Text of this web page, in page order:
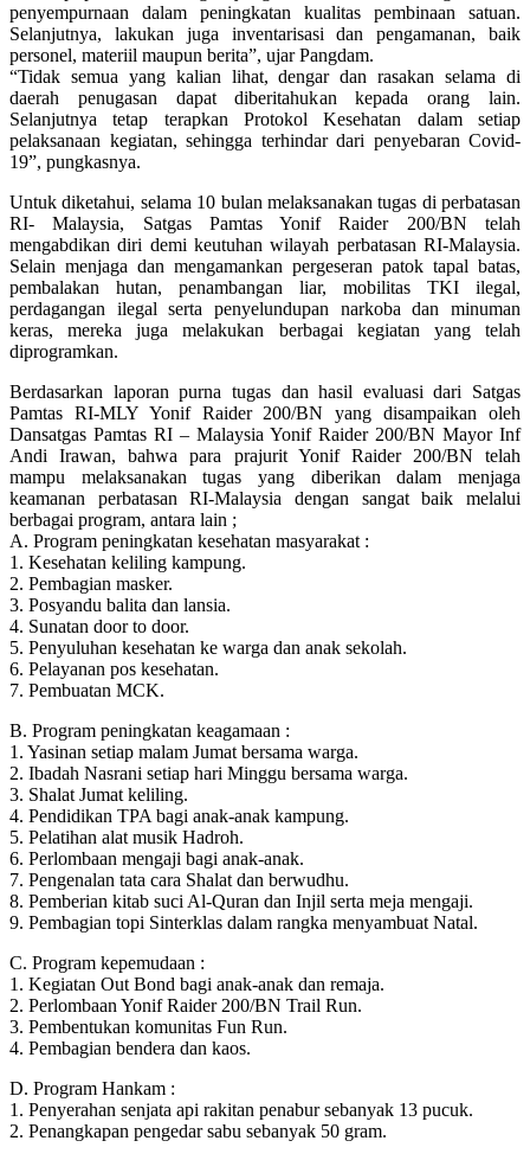
penyempurnaan dalam peningkatan kualitas pembinaan satuan.
Selanjutnya, lakukan juga inventarisasi dan pengamanan, baik
personel, materiil maupun berita”, ujar Pangdam.
“Tidak semua yang kalian lihat, dengar dan rasakan selama di
daerah penugasan dapat diberitahukan kepada orang lain.
Selanjutnya tetap terapkan Protokol Kesehatan dalam setiap
pelaksanaan kegiatan, sehingga terhindar dari penyebaran Covid-
19”, pungkasnya.
Untuk diketahui, selama 10 bulan melaksanakan tugas di perbatasan
RI- Malaysia, Satgas Pamtas Yonif Raider 200/BN telah
mengabdikan diri demi keutuhan wilayah perbatasan RI-Malaysia.
Selain menjaga dan mengamankan pergeseran patok tapal batas,
pembalakan hutan, penambangan liar, mobilitas TKI ilegal,
perdagangan ilegal serta penyelundupan narkoba dan minuman
keras, mereka juga melakukan berbagai kegiatan yang telah
diprogramkan.
Berdasarkan laporan purna tugas dan hasil evaluasi dari Satgas
Pamtas RI-MLY Yonif Raider 200/BN yang disampaikan oleh
Dansatgas Pamtas RI – Malaysia Yonif Raider 200/BN Mayor Inf
Andi Irawan, bahwa para prajurit Yonif Raider 200/BN telah
mampu melaksanakan tugas yang diberikan dalam menjaga
keamanan perbatasan RI-Malaysia dengan sangat baik melalui
berbagai program, antara lain ;
A. Program peningkatan kesehatan masyarakat :
1. Kesehatan keliling kampung.
2. Pembagian masker.
3. Posyandu balita dan lansia.
4. Sunatan door to door.
5. Penyuluhan kesehatan ke warga dan anak sekolah.
6. Pelayanan pos kesehatan.
7. Pembuatan MCK.
B. Program peningkatan keagamaan :
1. Yasinan setiap malam Jumat bersama warga.
2. Ibadah Nasrani setiap hari Minggu bersama warga.
3. Shalat Jumat keliling.
4. Pendidikan TPA bagi anak-anak kampung.
5. Pelatihan alat musik Hadroh.
6. Perlombaan mengaji bagi anak-anak.
7. Pengenalan tata cara Shalat dan berwudhu.
8. Pemberian kitab suci Al-Quran dan Injil serta meja mengaji.
9. Pembagian topi Sinterklas dalam rangka menyambuat Natal.
C. Program kepemudaan :
1. Kegiatan Out Bond bagi anak-anak dan remaja.
2. Perlombaan Yonif Raider 200/BN Trail Run.
3. Pembentukan komunitas Fun Run.
4. Pembagian bendera dan kaos.
D. Program Hankam :
1. Penyerahan senjata api rakitan penabur sebanyak 13 pucuk.
2. Penangkapan pengedar sabu sebanyak 50 gram.